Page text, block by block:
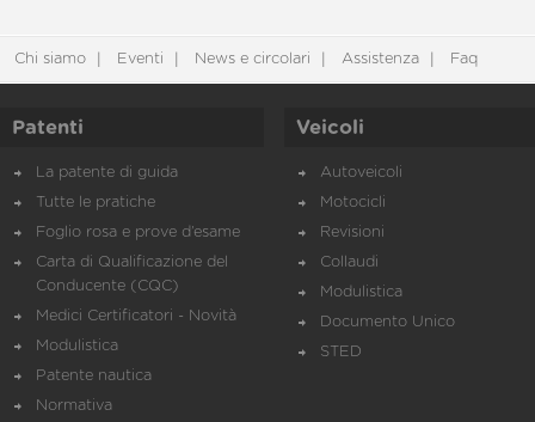
Chi siamo Eventi News e circolari Assistenza Faq
Patenti
La patente di guida
Tutte le pratiche
Foglio rosa e prove d’esame
Carta di Qualificazione del
Conducente (CQC)
Medici Certificatori - Novità
Modulistica
Patente nautica
Normativa
Veicoli
Autoveicoli
Motocicli
Revisioni
Collaudi
Modulistica
Documento Unico
STED